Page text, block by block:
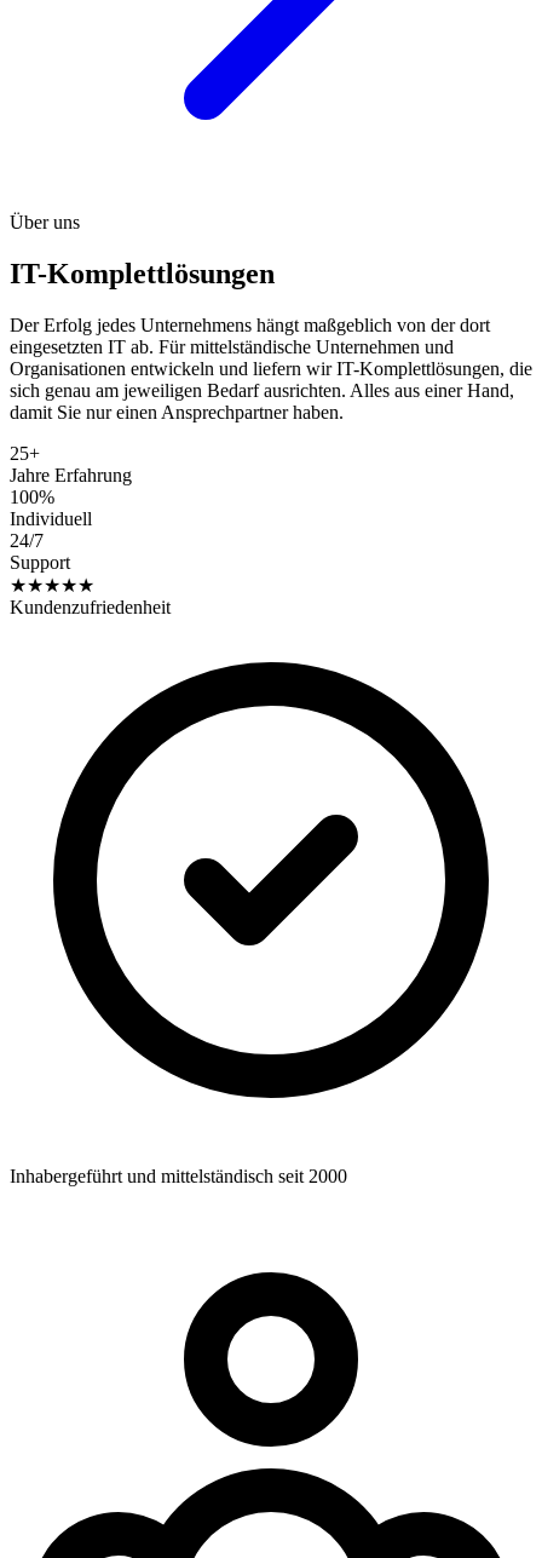
Über uns
IT-Komplettlösungen
Der Erfolg jedes Unternehmens hängt maßgeblich von der dort
eingesetzten IT ab. Für mittelständische Unternehmen und
Organisationen entwickeln und liefern wir IT-Komplettlösungen, die
sich genau am jeweiligen Bedarf ausrichten. Alles aus einer Hand,
damit Sie nur einen Ansprechpartner haben.
25+
Jahre Erfahrung
100%
Individuell
24/7
Support
★★★★★
Kundenzufriedenheit
Inhabergeführt und mittelständisch seit 2000